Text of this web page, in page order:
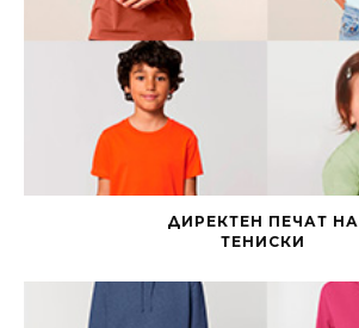
ДИРЕКТЕН ПЕЧАТ НА
ТЕНИСКИ